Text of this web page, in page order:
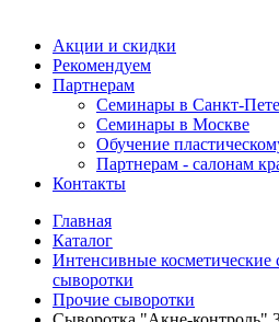
Акции и скидки
Рекомендуем
Партнерам
Семинары в Санкт-
Семинары в Москве
Обучение
Партнерам - салонам
Контакты
Главная
Каталог
Интенсивные косметические
сыворотки
Прочие сыворотки